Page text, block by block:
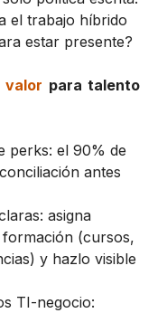
el trabajo híbrido
estar presente?
valor para talento
perks: el 90% de
antes
asigna
(cursos,
y hazlo visible
TI-negocio: